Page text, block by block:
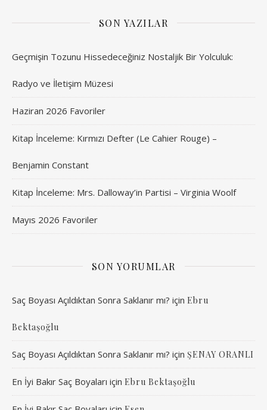
SON YAZILAR
Geçmişin Tozunu Hissedeceğiniz Nostaljik Bir Yolculuk:
Radyo ve İletişim Müzesi
Haziran 2026 Favoriler
Kitap İnceleme: Kırmızı Defter (Le Cahier Rouge) –
Benjamin Constant
Kitap İnceleme: Mrs. Dalloway’in Partisi – Virginia Woolf
Mayıs 2026 Favoriler
SON YORUMLAR
Saç Boyası Açıldıktan Sonra Saklanır mı? için Ebru
Bektaşoğlu
Saç Boyası Açıldıktan Sonra Saklanır mı? için ŞENAY ORANLI
En İyi Bakır Saç Boyaları için Ebru Bektaşoğlu